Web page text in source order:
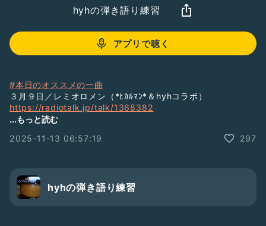
hyhの弾き語り練習
アプリで聴く
#本日のオススメの一曲
３月９日／レミオロメン（*ﾋｶﾙﾏﾝ*＆hyhコラボ）
https://radiotalk.jp/talk/1368382
ﾋｶﾙﾏﾝさんのピアノに合わせて歌いました
#hyh1701
#ゆるラジラン
#hashu一族
#hashuオープニング
...もっと読む
2025-11-13 06:57:19
297
hyhの弾き語り練習